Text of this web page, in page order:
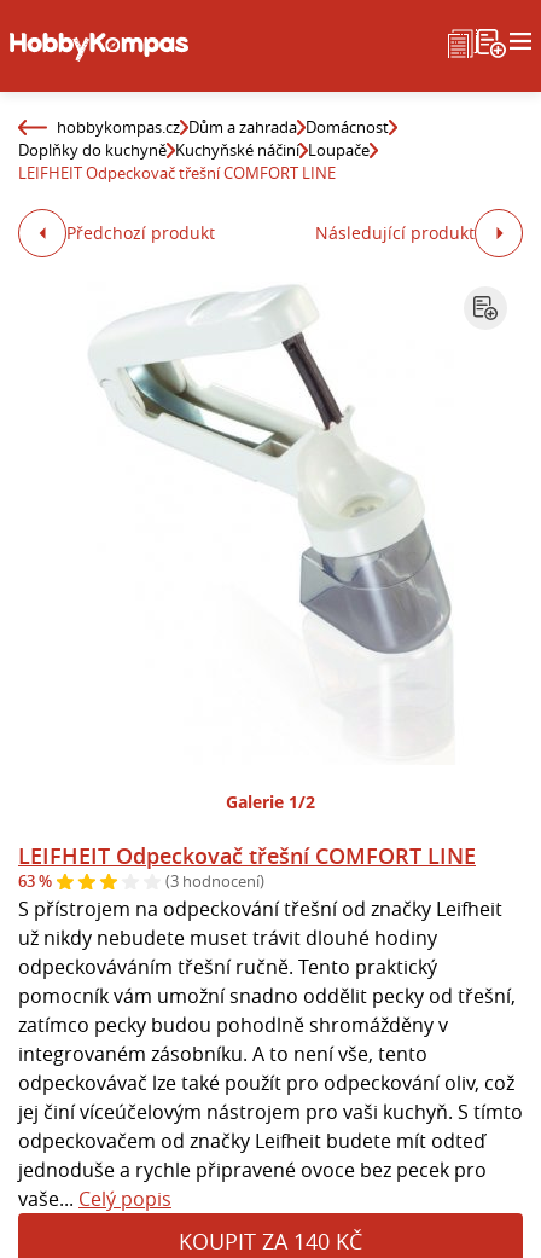
hobbykompas.cz Dům a zahrada Domácnost
Doplňky do kuchyně Kuchyňské náčiní Loupače
LEIFHEIT Odpeckovač třešní COMFORT LINE
Předchozí produkt Následující produkt
Galerie 1/2
LEIFHEIT Odpeckovač třešní COMFORT LINE
63 % (3 hodnocení)
S přístrojem na odpeckování třešní od značky Leifheit
už nikdy nebudete muset trávit dlouhé hodiny
odpeckováváním třešní ručně. Tento praktický
pomocník vám umožní snadno oddělit pecky od třešní,
zatímco pecky budou pohodlně shromážděny v
integrovaném zásobníku. A to není vše, tento
odpeckovávač lze také použít pro odpeckování oliv, což
jej činí víceúčelovým nástrojem pro vaši kuchyň. S tímto
odpeckovačem od značky Leifheit budete mít odteď
jednoduše a rychle připravené ovoce bez pecek pro
vaše... Celý popis
KOUPIT ZA 140 KČ